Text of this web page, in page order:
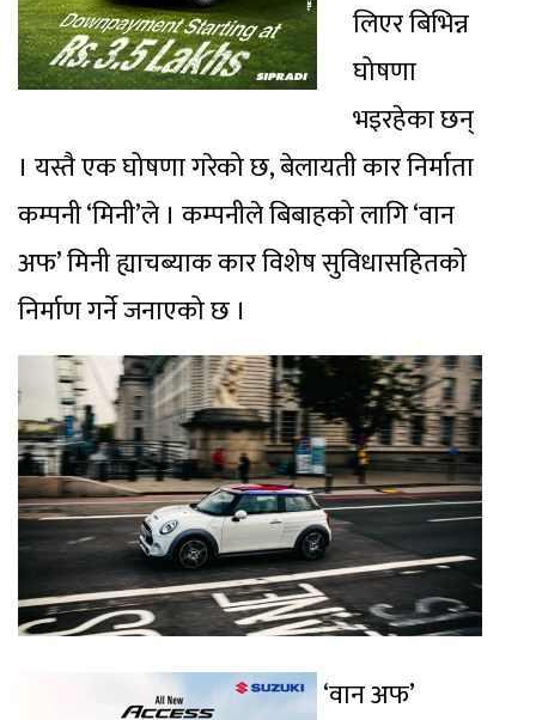
लिएर बिभिन्न
घोषणा
भइरहेका छन्
। यस्तै एक घोषणा गरेको छ, बेलायती कार निर्माता
कम्पनी ‘मिनी’ले । कम्पनीले बिबाहको लागि ‘वान
अफ’ मिनी ह्याचब्याक कार विशेष सुविधासहितको
निर्माण गर्ने जनाएको छ ।
‘वान अफ’